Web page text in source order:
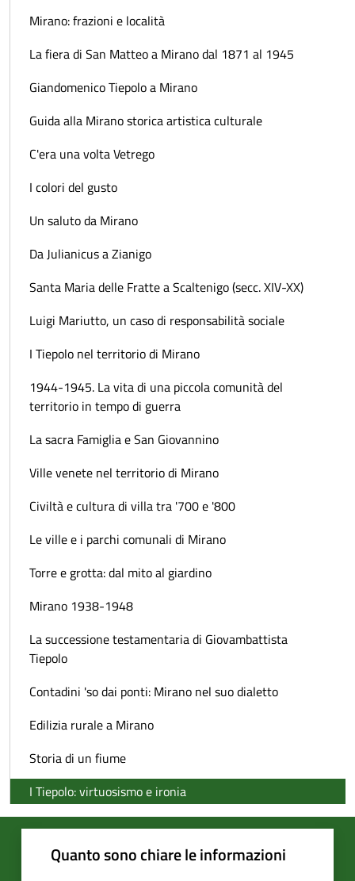
Mirano: frazioni e località
La fiera di San Matteo a Mirano dal 1871 al 1945
Giandomenico Tiepolo a Mirano
Guida alla Mirano storica artistica culturale
C'era una volta Vetrego
I colori del gusto
Un saluto da Mirano
Da Julianicus a Zianigo
Santa Maria delle Fratte a Scaltenigo (secc. XIV-XX)
Luigi Mariutto, un caso di responsabilità sociale
I Tiepolo nel territorio di Mirano
1944-1945. La vita di una piccola comunità del
territorio in tempo di guerra
La sacra Famiglia e San Giovannino
Ville venete nel territorio di Mirano
Civiltà e cultura di villa tra '700 e '800
Le ville e i parchi comunali di Mirano
Torre e grotta: dal mito al giardino
Mirano 1938-1948
La successione testamentaria di Giovambattista
Tiepolo
Contadini 'so dai ponti: Mirano nel suo dialetto
Edilizia rurale a Mirano
Storia di un fiume
I Tiepolo: virtuosismo e ironia
Quanto sono chiare le informazioni